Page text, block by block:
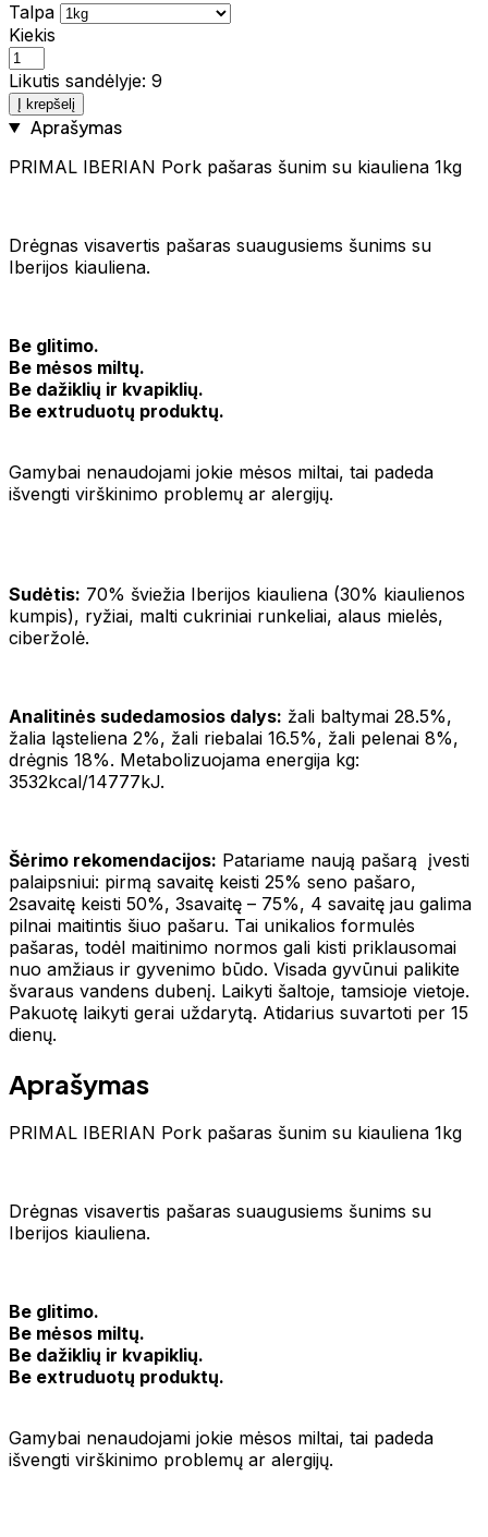
Talpa
Kiekis
Likutis sandėlyje: 9
Į krepšelį
Aprašymas
PRIMAL IBERIAN Pork pašaras šunim su kiauliena 1kg
Drėgnas visavertis pašaras suaugusiems šunims su
Iberijos kiauliena.
Be glitimo.
Be mėsos miltų.
Be dažiklių ir kvapiklių.
Be extruduotų produktų.
Gamybai nenaudojami jokie mėsos miltai, tai padeda
išvengti virškinimo problemų ar alergijų.
Sudėtis: 70% šviežia Iberijos kiauliena (30% kiaulienos
kumpis), ryžiai, malti cukriniai runkeliai, alaus mielės,
ciberžolė.
Analitinės sudedamosios dalys: žali baltymai 28.5%,
žalia ląsteliena 2%, žali riebalai 16.5%, žali pelenai 8%,
drėgnis 18%. Metabolizuojama energija kg:
3532kcal/14777kJ.
Šėrimo rekomendacijos: Patariame naują pašarą įvesti
palaipsniui: pirmą savaitę keisti 25% seno pašaro,
2savaitę keisti 50%, 3savaitę – 75%, 4 savaitę jau galima
pilnai maitintis šiuo pašaru. Tai unikalios formulės
pašaras, todėl maitinimo normos gali kisti priklausomai
nuo amžiaus ir gyvenimo būdo. Visada gyvūnui palikite
švaraus vandens dubenį. Laikyti šaltoje, tamsioje vietoje.
Pakuotę laikyti gerai uždarytą. Atidarius suvartoti per 15
dienų.
Aprašymas
PRIMAL IBERIAN Pork pašaras šunim su kiauliena 1kg
Drėgnas visavertis pašaras suaugusiems šunims su
Iberijos kiauliena.
Be glitimo.
Be mėsos miltų.
Be dažiklių ir kvapiklių.
Be extruduotų produktų.
Gamybai nenaudojami jokie mėsos miltai, tai padeda
išvengti virškinimo problemų ar alergijų.